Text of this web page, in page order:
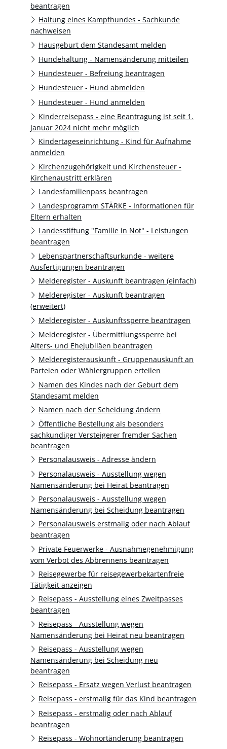
beantragen
Haltung eines Kampfhundes - Sachkunde
nachweisen
Hausgeburt dem Standesamt melden
Hundehaltung - Namensänderung mitteilen
Hundesteuer - Befreiung beantragen
Hundesteuer - Hund abmelden
Hundesteuer - Hund anmelden
Kinderreisepass - eine Beantragung ist seit 1.
Januar 2024 nicht mehr möglich
Kindertageseinrichtung - Kind für Aufnahme
anmelden
Kirchenzugehörigkeit und Kirchensteuer -
Kirchenaustritt erklären
Landesfamilienpass beantragen
Landesprogramm STÄRKE - Informationen für
Eltern erhalten
Landesstiftung "Familie in Not" - Leistungen
beantragen
Lebenspartnerschaftsurkunde - weitere
Ausfertigungen beantragen
Melderegister - Auskunft beantragen (einfach)
Melderegister - Auskunft beantragen
(erweitert)
Melderegister - Auskunftssperre beantragen
Melderegister - Übermittlungssperre bei
Alters- und Ehejubiläen beantragen
Melderegisterauskunft - Gruppenauskunft an
Parteien oder Wählergruppen erteilen
Namen des Kindes nach der Geburt dem
Standesamt melden
Namen nach der Scheidung ändern
Öffentliche Bestellung als besonders
sachkundiger Versteigerer fremder Sachen
beantragen
Personalausweis - Adresse ändern
Personalausweis - Ausstellung wegen
Namensänderung bei Heirat beantragen
Personalausweis - Ausstellung wegen
Namensänderung bei Scheidung beantragen
Personalausweis erstmalig oder nach Ablauf
beantragen
Private Feuerwerke - Ausnahmegenehmigung
vom Verbot des Abbrennens beantragen
Reisegewerbe für reisegewerbekartenfreie
Tätigkeit anzeigen
Reisepass - Ausstellung eines Zweitpasses
beantragen
Reisepass - Ausstellung wegen
Namensänderung bei Heirat neu beantragen
Reisepass - Ausstellung wegen
Namensänderung bei Scheidung neu
beantragen
Reisepass - Ersatz wegen Verlust beantragen
Reisepass - erstmalig für das Kind beantragen
Reisepass - erstmalig oder nach Ablauf
beantragen
Reisepass - Wohnortänderung beantragen